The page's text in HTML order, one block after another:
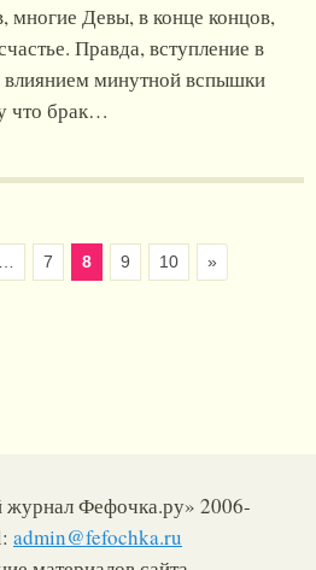
многие Девы, в конце концов,
Правда, вступление в
влиянием минутной вспышки
что брак…
7 8 9 10 »
Фефочка.ру» 2006-
admin@fefochka.ru